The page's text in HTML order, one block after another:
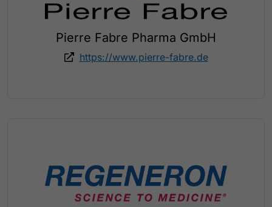
Pierre Fabre Pharma GmbH
https://www.pierre-fabre.de